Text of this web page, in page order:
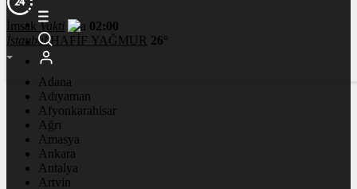
İmsakVakti
02:00
İstanbul HAFİF YAĞMUR 26°
Adana
Adıyaman
Afyonkarahisar
Ağrı
Amasya
Ankara
Antalya
Artvin